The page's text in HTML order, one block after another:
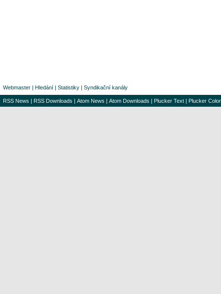
Webmaster | Hledání | Statistiky | Syndikační kanály
RSS News | RSS Downloads | Atom News | Atom Downloads | Plucker Text | Plucker Color